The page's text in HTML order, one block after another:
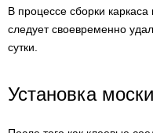
В процессе сборки
следует своевременно
сутки.
Установка